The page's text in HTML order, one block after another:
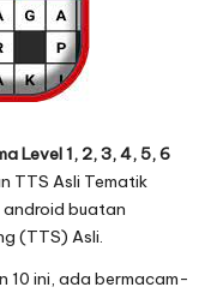
Level 1, 2, 3, 4, 5, 6
TTS Asli Tematik
android buatan
(TTS) Asli.
10 ini, ada bermacam-